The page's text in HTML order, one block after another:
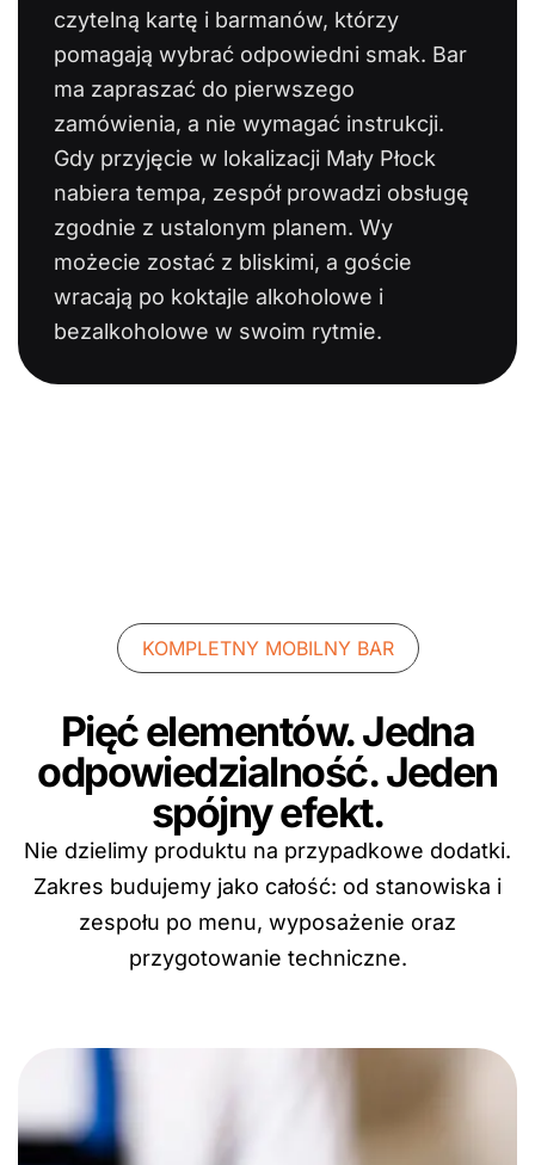
czytelną kartę i barmanów, którzy
pomagają wybrać odpowiedni smak. Bar
ma zapraszać do pierwszego
zamówienia, a nie wymagać instrukcji.
Gdy przyjęcie w lokalizacji Mały Płock
nabiera tempa, zespół prowadzi obsługę
zgodnie z ustalonym planem. Wy
możecie zostać z bliskimi, a goście
wracają po koktajle alkoholowe i
bezalkoholowe w swoim rytmie.
KOMPLETNY MOBILNY BAR
Pięć elementów. Jedna
odpowiedzialność. Jeden
spójny efekt.
Nie dzielimy produktu na przypadkowe dodatki.
Zakres budujemy jako całość: od stanowiska i
zespołu po menu, wyposażenie oraz
przygotowanie techniczne.